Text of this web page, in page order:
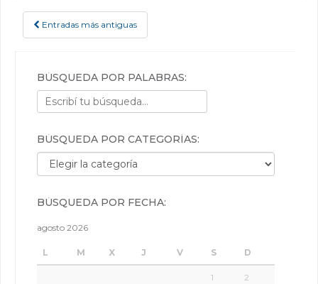
POSTS NAVIGATION
Entradas más antiguas
BÚSQUEDA POR PALABRAS:
BÚSQUEDA POR CATEGORÍAS:
Búsqueda por categorías:
BÚSQUEDA POR FECHA:
agosto 2026
L M X J V S D
1 2